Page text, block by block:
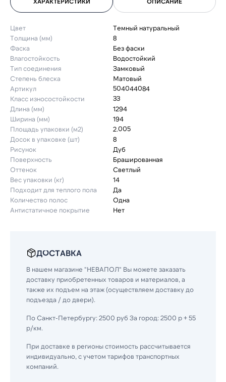
Цвет
Темный натуральный
Толщина (мм)
8
Фаска
Без фаски
Влагостойкость
Водостойкий
Тип соединения
Замковый
Степень блеска
Матовый
Артикул
504044084
Класс износостойкости
33
Длина (мм)
1294
Ширина (мм)
194
Площадь упаковки (м2)
2.005
Досок в упаковке (шт)
8
Рисунок
Дуб
Поверхность
Брашированная
Оттенок
Светлый
Вес упаковки (кг)
14
Подходит для теплого пола
Да
Количество полос
Одна
Антистатичное покрытие
Нет
ДОСТАВКА
В нашем магазине "НЕВАПОЛ" Вы можете заказать
доставку приобретенных товаров и материалов, а
также их подъем на этаж (осуществляем доставку до
подъезда / до двери).
По Санкт-Петербургу: 2500 руб За город: 2500 р + 55
р/км.
При доставке в регионы стоимость рассчитывается
индивидуально, с учетом тарифов транспортных
компаний.